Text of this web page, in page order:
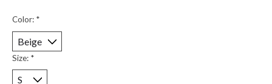
Color: *
Size: *